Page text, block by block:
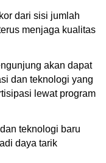
dari sisi jumlah
menjaga kualitas
akan dapat
dan teknologi yang
lewat program
teknologi baru
daya tarik